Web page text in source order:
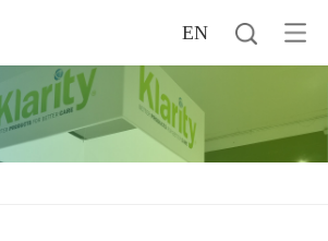
EN